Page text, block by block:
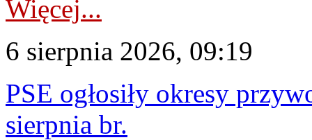
Więcej...
6 sierpnia 2026, 09:19
PSE ogłosiły okresy
sierpnia br.